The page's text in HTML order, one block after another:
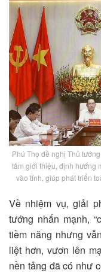
Phú Thọ đề nghị Thủ
tâm giới thiệu, định hướng
vào tỉnh, giúp phát triển
Về nhiệm vụ, giải
tướng nhấn mạnh,
tiềm năng nhưng
liệt hơn, vươn lên
nền tảng đã có như